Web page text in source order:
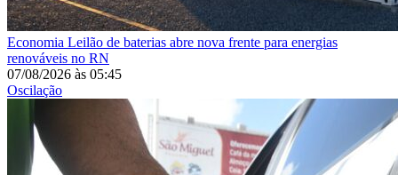
Economia Leilão de baterias abre nova frente para energias
renováveis no RN
07/08/2026 às 05:45
Oscilação